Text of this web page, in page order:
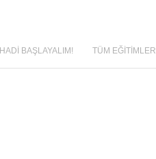
HADİ BAŞLAYALIM! TÜM EĞİTİMLER